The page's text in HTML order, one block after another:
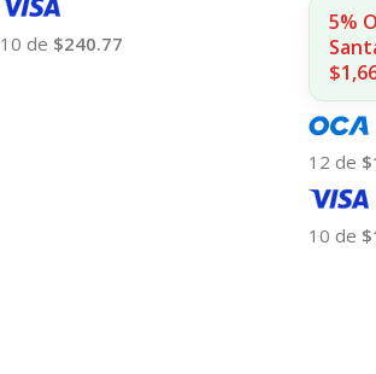
10 de $240.77
5%
12 de
10 de